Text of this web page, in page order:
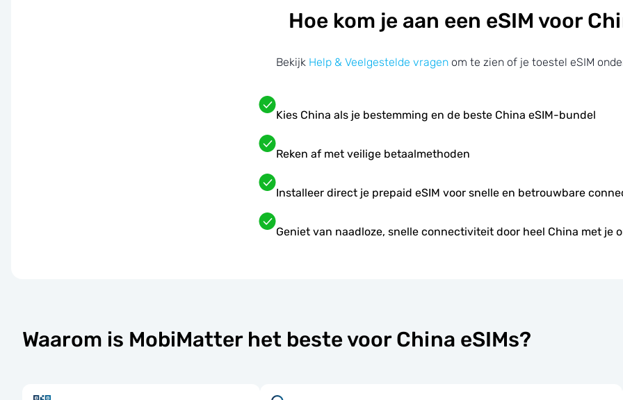
Hoe kom je aan een eSIM voor
Bekijk Help & Veelgestelde vragenom te zien of je toestel eSIM
Kies China als je bestemming en de beste China eSIM-bundel
Reken af met veilige betaalmethoden
Installeer direct je prepaid eSIM voor snelle en betrouwbare
Geniet van naadloze, snelle connectiviteit door heel China met je
Waarom is MobiMatter het beste voor China eSIMs?